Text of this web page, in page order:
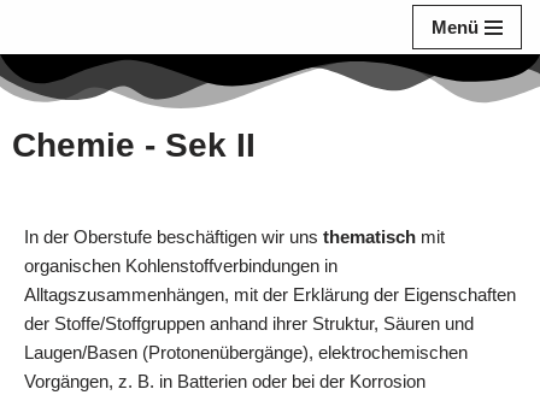
Inhalt
Menü
Chemie - Sek II
In der Oberstufe beschäftigen wir uns thematisch mit
organischen Kohlenstoffverbindungen in
Alltagszusammenhängen, mit der Erklärung der Eigenschaften
der Stoffe/Stoffgruppen anhand ihrer Struktur, Säuren und
Laugen/Basen (Protonenübergänge), elektrochemischen
Vorgängen, z. B. in Batterien oder bei der Korrosion